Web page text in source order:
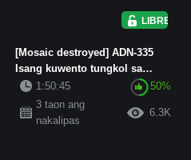
LIBRE
[Mosaic destroyed] ADN-335
Isang kuwento tungkol sa
pakikipagtalik sa isang simple...
1:50:45
50%
3 taon ang
nakalipas
6.3K